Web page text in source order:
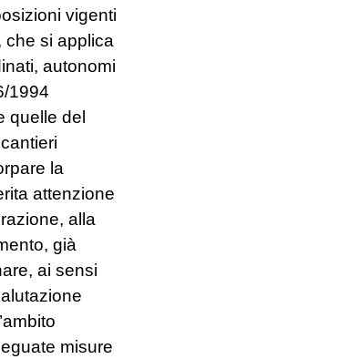
vigenti
che si applica
autonomi
1994
quelle del
la
attenzione
alla
già
ai sensi
misure